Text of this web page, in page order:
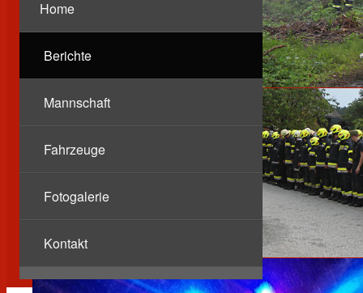
Home
Berichte
Mannschaft
Fahrzeuge
Fotogalerie
Kontakt